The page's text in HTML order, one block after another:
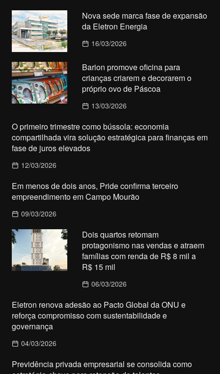
Nova sede marca fase de expansão
da Eletron Energia
16/03/2026
Barion promove oficina para
crianças criarem e decorarem o
próprio ovo de Páscoa
13/03/2026
O primeiro trimestre como bússola: economia
compartilhada vira solução estratégica para finanças em
fase de juros elevados
12/03/2026
Em menos de dois anos, Pride confirma terceiro
empreendimento em Campo Mourão
09/03/2026
Dois quartos retomam
protagonismo nas vendas e atraem
famílias com renda de R$ 8 mil a
R$ 15 mil
06/03/2026
Eletron renova adesão ao Pacto Global da ONU e
reforça compromisso com sustentabilidade e
governança
04/03/2026
Previdência privada empresarial se consolida como